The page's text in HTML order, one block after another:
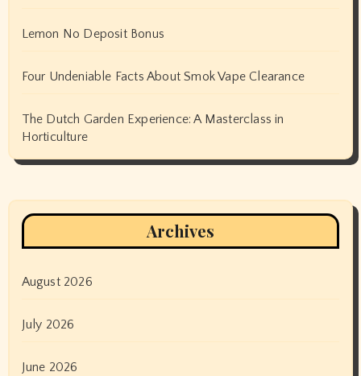
Lemon No Deposit Bonus
Four Undeniable Facts About Smok Vape Clearance
The Dutch Garden Experience: A Masterclass in
Horticulture
Archives
August 2026
July 2026
June 2026